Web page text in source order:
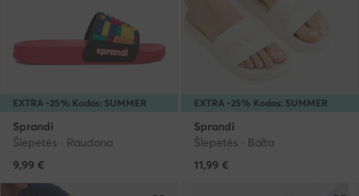
EXTRA -25% Kodas: SUMMER
Sprandi
Šlepetės · Raudona
9,99 €
EXTRA -25% Kodas: SUMMER
Sprandi
Šlepetės · Balta
11,99 €